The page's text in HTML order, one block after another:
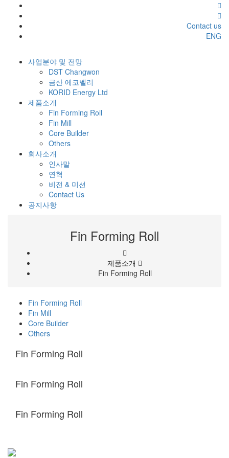
Contact us
ENG
사업분야 및 전망
DST Changwon
금산 에코벨리
KORID Energy Ltd
제품소개
Fin Forming Roll
Fin Mill
Core Builder
Others
회사소개
인사말
연혁
비전 & 미션
Contact Us
공지사항
Fin Forming Roll
제품소개
Fin Forming Roll
Fin Forming Roll
Fin Mill
Core Builder
Others
Fin Forming Roll
Fin Forming Roll
Fin Forming Roll